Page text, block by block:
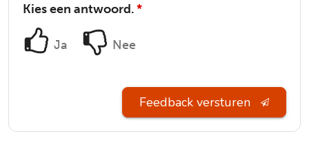
Kies een antwoord.*
Ja Nee
Feedback versturen